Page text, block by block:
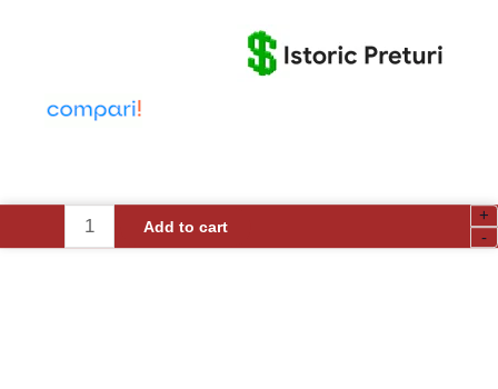
-
Automatizare
+
Add to cart